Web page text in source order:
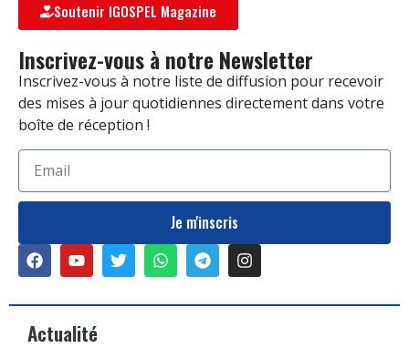
Soutenir IGOSPEL Magazine
Inscrivez-vous à notre Newsletter
Inscrivez-vous à notre liste de diffusion pour recevoir
des mises à jour quotidiennes directement dans votre
boîte de réception !
Je m'inscris
Actualité